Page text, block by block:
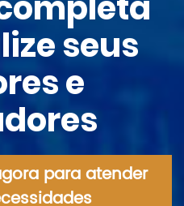
seus
e
para atender